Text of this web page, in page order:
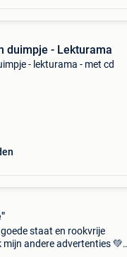
duimpje - Lekturama
- lekturama - met cd
staat en rookvrije
andere advertenties 💚